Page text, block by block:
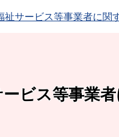
祉サービス等事業者に関
ビス等事業